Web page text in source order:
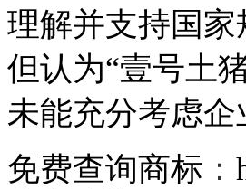
理解并支持国
但认为“壹号土
未能充分考虑
免费查询商标 ：